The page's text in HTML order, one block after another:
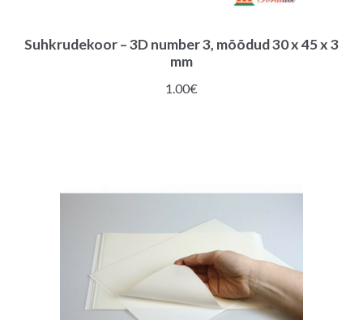
Suhkrudekoor – 3D number 3, mõõdud 30 x 45 x 3
mm
1.00€